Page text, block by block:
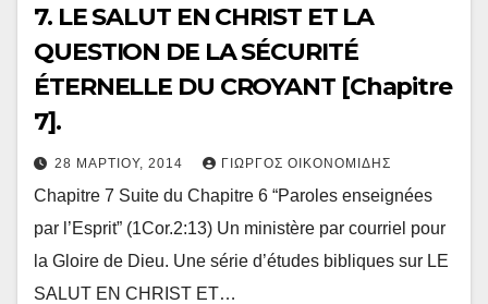
7. LE SALUT EN CHRIST ET LA
QUESTION DE LA SÉCURITÉ
ÉTERNELLE DU CROYANT [Chapitre
7].
28 ΜΑΡΤΊΟΥ, 2014 ΓΙΏΡΓΟΣ ΟΙΚΟΝΟΜΊΔΗΣ
Chapitre 7 Suite du Chapitre 6 “Paroles enseignées
par l’Esprit” (1Cor.2:13) Un ministère par courriel pour
la Gloire de Dieu. Une série d’études bibliques sur LE
SALUT EN CHRIST ET…